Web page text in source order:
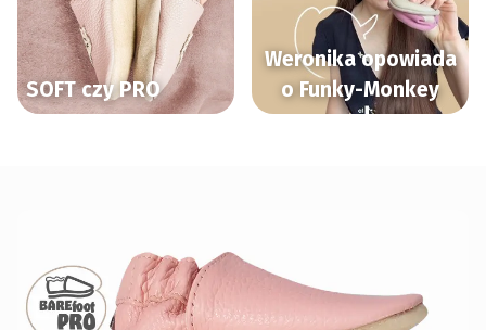
SOFT czy PRO
Weronika opowiada
o Funky-Monkey